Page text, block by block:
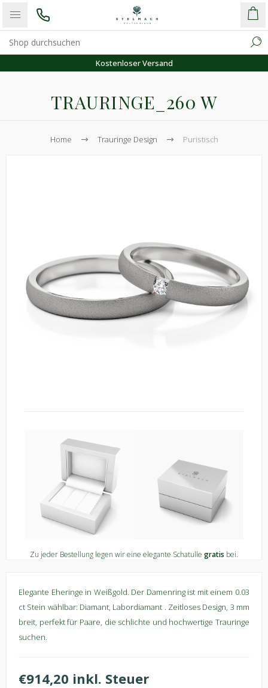
Kostenloser Versand
TRAURINGE_260 W
Home Trauringe Design Puristisch
Zu jeder Bestellung legen wir eine elegante Schatulle gratis bei.
Elegante Eheringe in Weißgold. Der Damenring ist mit einem 0.03
ct Stein wählbar: Diamant, Labordiamant . Zeitloses Design, 3 mm
breit, perfekt für Paare, die schlichte und hochwertige Trauringe
suchen.
€914,20 inkl. Steuer